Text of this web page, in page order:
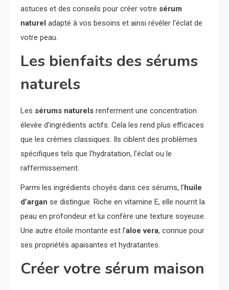
astuces et des conseils pour créer votre sérum
naturel adapté à vos besoins et ainsi révéler l’éclat de
votre peau.
Les bienfaits des sérums
naturels
Les sérums naturels renferment une concentration
élevée d’ingrédients actifs. Cela les rend plus efficaces
que les crèmes classiques. Ils ciblent des problèmes
spécifiques tels que l’hydratation, l’éclat ou le
raffermissement.
Parmi les ingrédients choyés dans ces sérums, l’huile
d’argan se distingue. Riche en vitamine E, elle nourrit la
peau en profondeur et lui confère une texture soyeuse.
Une autre étoile montante est l’aloe vera, connue pour
ses propriétés apaisantes et hydratantes.
Créer votre sérum maison